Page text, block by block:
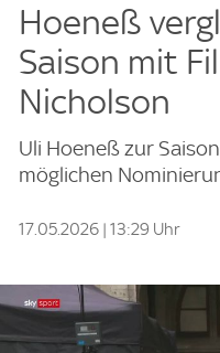
Hoeneß
Saison mit
Nicholson
Uli Hoeneß zur
möglichen
17.05.2026 | 13:29 Uhr